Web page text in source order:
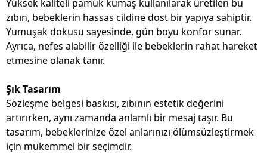
Yüksek kaliteli pamuk kumaş kullanılarak üretilen bu
zıbın, bebeklerin hassas cildine dost bir yapıya sahiptir.
Yumuşak dokusu sayesinde, gün boyu konfor sunar.
Ayrıca, nefes alabilir özelliği ile bebeklerin rahat hareket
etmesine olanak tanır.
Şık Tasarım
Sözleşme belgesi baskısı, zıbının estetik değerini
artırırken, aynı zamanda anlamlı bir mesaj taşır. Bu
tasarım, bebeklerinize özel anlarınızı ölümsüzleştirmek
için mükemmel bir seçimdir.